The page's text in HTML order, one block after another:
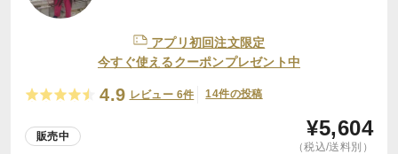
アプリ初回注文限定
今すぐ使えるクーポンプレゼント中
4.9 レビュー 6件 14件の投稿
販売中 ¥5,604
（税込/送料別）